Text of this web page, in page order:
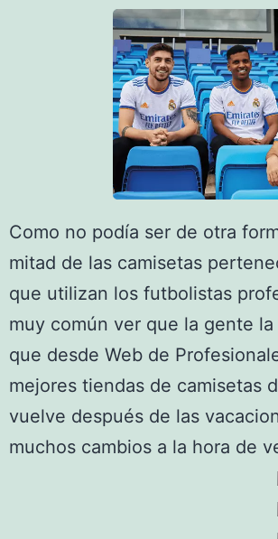
Como no podía ser de otra
mitad de las camisetas
que utilizan los futbolistas
muy común ver que la gente
que desde Web de
mejores tiendas de camisetas
vuelve después de las
muchos cambios a la hora de